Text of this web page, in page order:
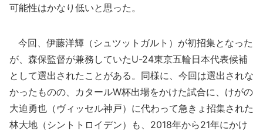
可能性はかなり低いと思った。
今回、伊藤洋輝（シュツットガルト）が初招集となった
が、森保監督が兼務していたU-24東京五輪日本代表候補
として選出されたことがある。同様に、今回は選出されな
かったものの、カタールW杯出場をかけた試合に、けがの
大迫勇也（ヴィッセル神戸）に代わって急きょ招集された
林大地（シントトロイデン）も、2018年から21年にかけ